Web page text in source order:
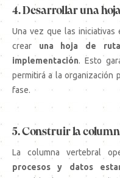
4. Desarrollar una
Una vez que las iniciativas
crear una hoja de
implementación. Esto
permitirá a la organización
fase.
5. Construir la
La columna vertebral
procesos y datos